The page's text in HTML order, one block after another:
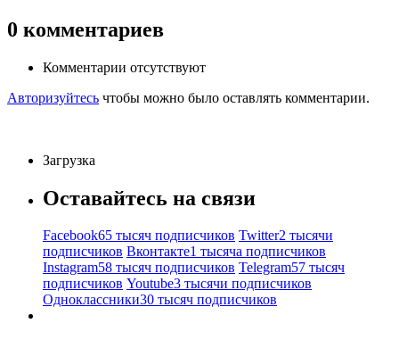
0 комментариев
Комментарии отсутствуют
Авторизуйтесь чтобы можно было оставлять комментарии.
Загрузка
Оставайтесь на связи
Facebook65 тысяч подписчиков Twitter2 тысячи
подписчиков Вконтакте1 тысяча подписчиков
Instagram58 тысяч подписчиков Telegram57 тысяч
подписчиков Youtube3 тысячи подписчиков
Одноклассники30 тысяч подписчиков